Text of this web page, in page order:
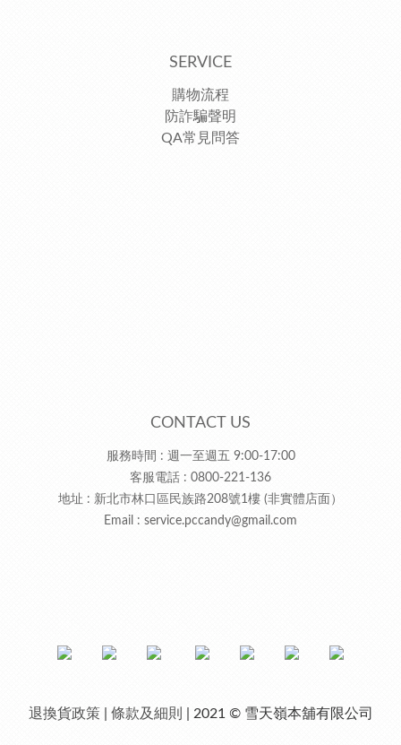
SERVICE
購物流程
防詐騙聲明
QA常見問答
CONTACT US
服務時間 : 週一至週五 9:00-17:00
客服電話 : 0800-221-136
地址 : 新北市林口區民族路208號1樓 (非實體店面）
Email : service.pccandy@gmail.com
退換貨政策 條款及細則 | 2021 © 雪天嶺本舖有限公司